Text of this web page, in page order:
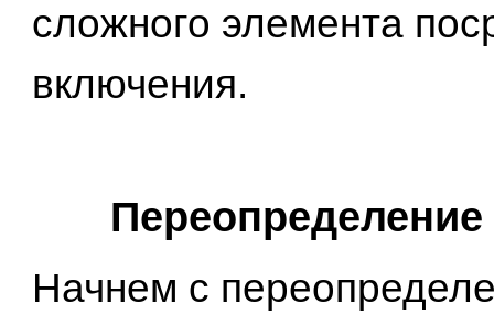
сложного элемента
включения.
Начнем с